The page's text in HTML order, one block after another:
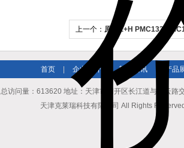
上一个： 原装E+H PMC133
首页 企业简介 新闻资讯 | 产品
总访问量：613620 地址：天津市南开区长江道与密云
天津克莱瑞科技有限公司 All Rights